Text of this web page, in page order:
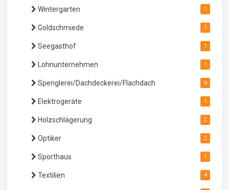
Wintergarten 1
Goldschmiede 1
Seegasthof 1
Lohnunternehmen 1
Spenglerei/Dachdeckerei/Flachdach 6
Elektrogeräte 1
Holzschlägerung 2
Optiker 2
Sporthaus 1
Textilien 4